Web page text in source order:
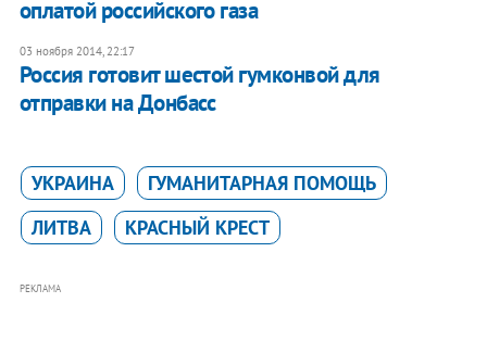
оплатой российского газа
03 ноября 2014, 22:17
Россия готовит шестой гумконвой для
отправки на Донбасс
УКРАИНА
ГУМАНИТАРНАЯ ПОМОЩЬ
ЛИТВА
КРАСНЫЙ КРЕСТ
РЕКЛАМА